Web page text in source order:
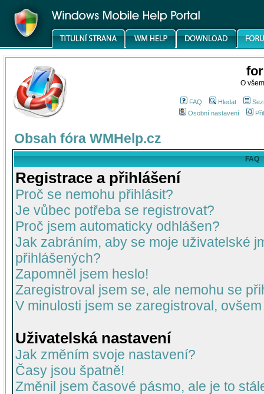
O
FAQ Hledat
Osobní nastavení
Obsah fóra WMHelp.cz
FAQ
Registrace a přihlášení
Proč se nemohu přihlásit?
Je vůbec potřeba se registrovat?
Proč jsem automaticky odhlášen?
Jak zabráním, aby se moje uživatelské
přihlášených?
Zapomněl jsem heslo!
Zaregistroval jsem se, ale nemohu se
V minulosti jsem se zaregistroval,
Uživatelská nastavení
Jak změním svoje nastavení?
Časy jsou špatně!
Změnil jsem časové pásmo, ale je to